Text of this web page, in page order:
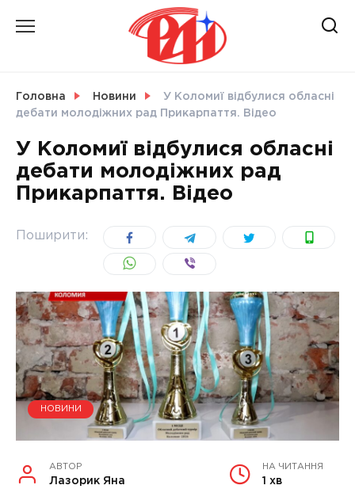
Головна Новини
У Коломиї відбулися обласні
дебати молодіжних рад Прикарпаття. Відео
У Коломиї відбулися обласні
дебати молодіжних рад
Прикарпаття. Відео
Поширити:
НОВИНИ
АВТОР
Лазорик Яна
НА ЧИТАННЯ
1 хв